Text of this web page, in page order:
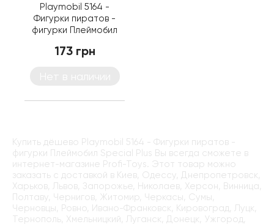
Playmobil 5164 -
Фигурки пиратов -
фигурки Плеймобил
173 грн
Купить дёшево Playmobil 5164 - Фигурки пиратов -
фигурки Плеймобил Special Plus Вы всегда сможете в
интернет-магазине Profi-Toys. Этот товар можно
заказать с доставкой в Киев, Одессу, Днепропетровск,
Харьков, Львов, Запорожье, Николаев, Херсон, Винница,
Полтаву, Чернигов, Житомир, Черкасы, Сумы,
Черновцы, Ровно, Ивано-Франковск, Кировоград, Луцк,
Тернополь, Хмельницкий, Луганск, Донецк, Ужгород,